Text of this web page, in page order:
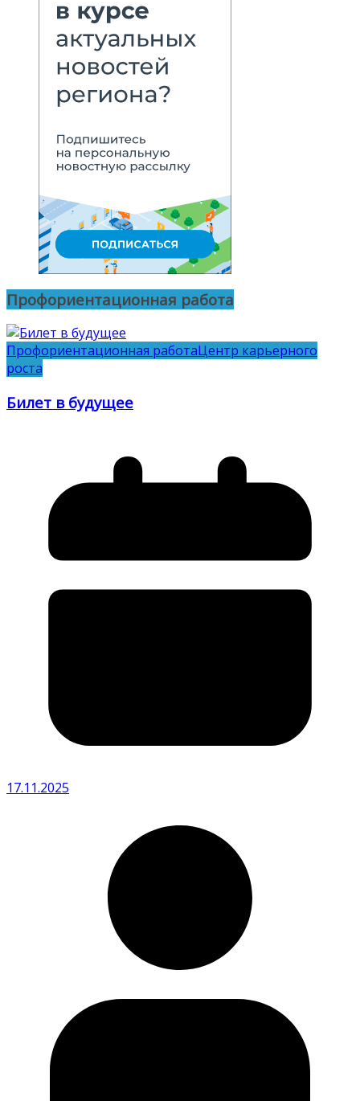
Профориентационная работа
Профориентационная работаЦентр карьерного
роста
Билет в будущее
17.11.2025